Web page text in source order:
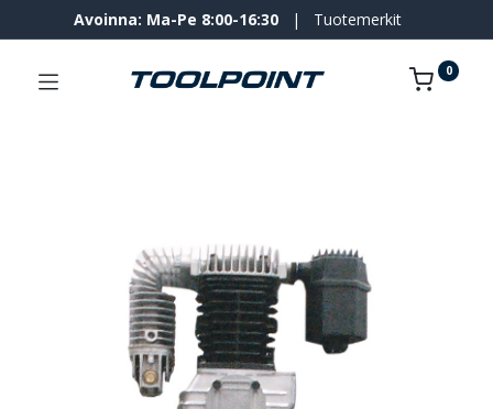
Avoinna: Ma-Pe 8:00-16:30 | Tuotemerkit
0